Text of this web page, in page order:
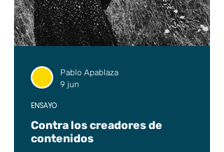
Contra los creadores de
contenidos
ENSAYO
Pablo Apablaza
9 jun